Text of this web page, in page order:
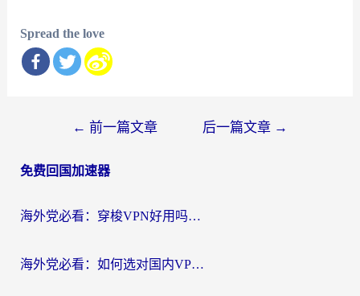
Spread the love
导
← 前一篇文章 后一篇文章 →
免费回国加速器
海外党必看：穿梭VPN好用吗？和云帆VPN对比哪个回国效果更好？附真实测评+避坑指南
海外党必看：如何选对国内VPN，实现无缝访问国内资源？